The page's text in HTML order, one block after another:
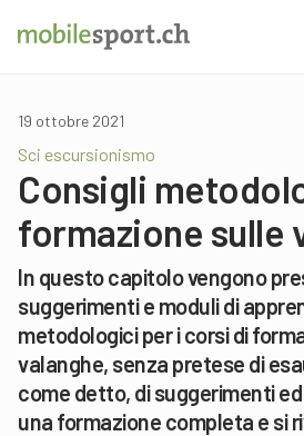
19 ottobre 2021
Sci escursionismo
Consigli
formazione sulle
In questo capitolo vengono
suggerimenti e moduli di
metodologici per i corsi di
valanghe, senza pretese di
come detto, di suggerimenti
una formazione completa e si